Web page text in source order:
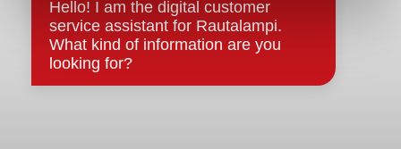
Saavutettavuusseloste
Tietosuoja
Tietosuojaselosteet